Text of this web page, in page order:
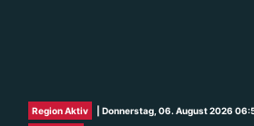
Region Aktiv
| Donnerstag, 06. August 2026